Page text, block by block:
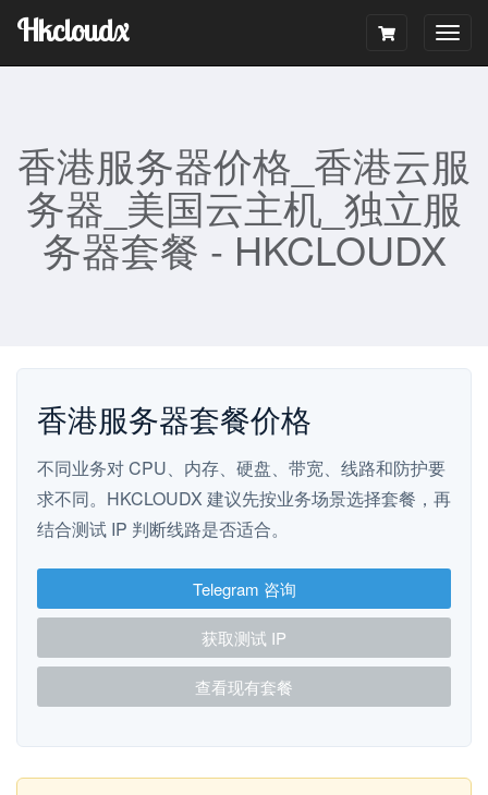
Hkcloudx
香港服务器价格_香港云服
务器_美国云主机_独立服
务器套餐 - HKCLOUDX
香港服务器套餐价格
不同业务对 CPU、内存、硬盘、带宽、线路和防护要
求不同。HKCLOUDX 建议先按业务场景选择套餐，再
结合测试 IP 判断线路是否适合。
Telegram 咨询
获取测试 IP
查看现有套餐